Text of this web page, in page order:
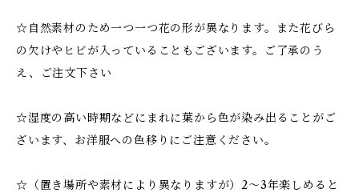
☆自然素材のため一つ一つ花の形が異なります。また花びら
の欠けやヒビが入っていることもございます。ご了承のう
え、ご注文下さい
☆湿度の高い時期などにまれに葉から色が染み出ることがご
ざいます、お洋服への色移りにご注意ください。
☆（置き場所や素材により異なりますが）2～3年楽しめると